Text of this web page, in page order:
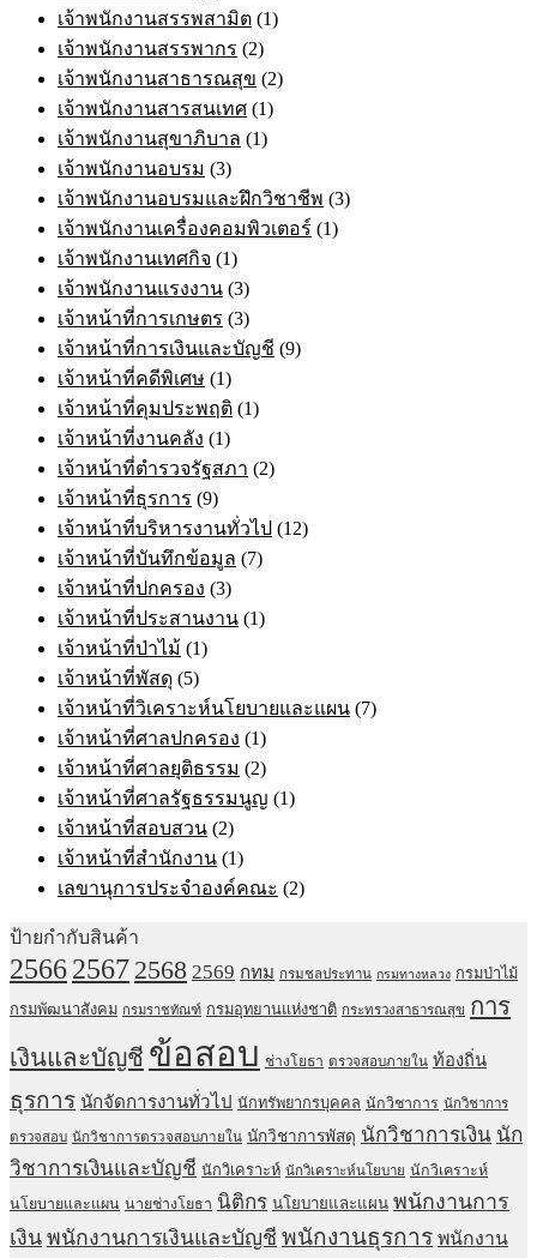
เจ้าพนักงานสรรพสามิต (1)
เจ้าพนักงานสรรพากร (2)
เจ้าพนักงานสาธารณสุข (2)
เจ้าพนักงานสารสนเทศ (1)
เจ้าพนักงานสุขาภิบาล (1)
เจ้าพนักงานอบรม (3)
เจ้าพนักงานอบรมและฝึกวิชาชีพ (3)
เจ้าพนักงานเครื่องคอมพิวเตอร์ (1)
เจ้าพนักงานเทศกิจ (1)
เจ้าพนักงานแรงงาน (3)
เจ้าหน้าที่การเกษตร (3)
เจ้าหน้าที่การเงินและบัญชี (9)
เจ้าหน้าที่คดีพิเศษ (1)
เจ้าหน้าที่คุมประพฤติ (1)
เจ้าหน้าที่งานคลัง (1)
เจ้าหน้าที่ตำรวจรัฐสภา (2)
เจ้าหน้าที่ธุรการ (9)
เจ้าหน้าที่บริหารงานทั่วไป (12)
เจ้าหน้าที่บันทึกข้อมูล (7)
เจ้าหน้าที่ปกครอง (3)
เจ้าหน้าที่ประสานงาน (1)
เจ้าหน้าที่ป่าไม้ (1)
เจ้าหน้าที่พัสดุ (5)
เจ้าหน้าที่วิเคราะห์นโยบายและแผน (7)
เจ้าหน้าที่ศาลปกครอง (1)
เจ้าหน้าที่ศาลยุติธรรม (2)
เจ้าหน้าที่ศาลรัฐธรรมนูญ (1)
เจ้าหน้าที่สอบสวน (2)
เจ้าหน้าที่สำนักงาน (1)
เลขานุการประจำองค์คณะ (2)
ป้ายกำกับสินค้า
25662567 2568 2569 กทม กรมชลประทาน กรมทางหลวง กรมป่าไม้
กรมพัฒนาสังคม กรมราชทัณฑ์ กรมอุทยานแห่งชาติ กระทรวงสาธารณสุข การ
เงินและบัญชี ข้อสอบ ช่างโยธา ตรวจสอบภายใน ท้องถิ่น
ธุรการ นักจัดการงานทั่วไป นักทรัพยากรบุคคล นักวิชาการ นักวิชาการ
ตรวจสอบ นักวิชาการตรวจสอบภายใน นักวิชาการพัสดุ นักวิชาการเงิน นัก
วิชาการเงินและบัญชี นักวิเคราะห์ นักวิเคราะห์นโยบาย นักวิเคราะห์
นโยบายและแผน นายช่างโยธา นิติกร นโยบายและแผน พนักงานการ
เงิน พนักงานการเงินและบัญชี พนักงานธุรการ พนักงาน